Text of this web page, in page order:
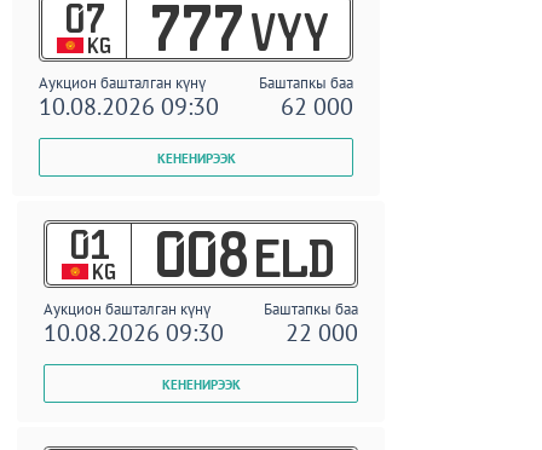
07
KG 777 VYY
Аукцион башталган күнү Баштапкы баа
10.08.2026 09:30 62 000
01
KG 008 ELD
Аукцион башталган күнү Баштапкы баа
10.08.2026 09:30 22 000